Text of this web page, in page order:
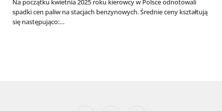
spadki cen paliw na stacjach benzynowych. Średnie ceny kształtują
się następująco:…